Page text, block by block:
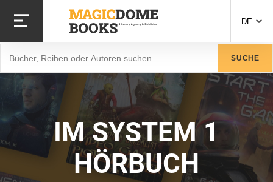
zum
Inhalt
DE
SUCHE
IM SYSTEM 1
HÖRBUCH